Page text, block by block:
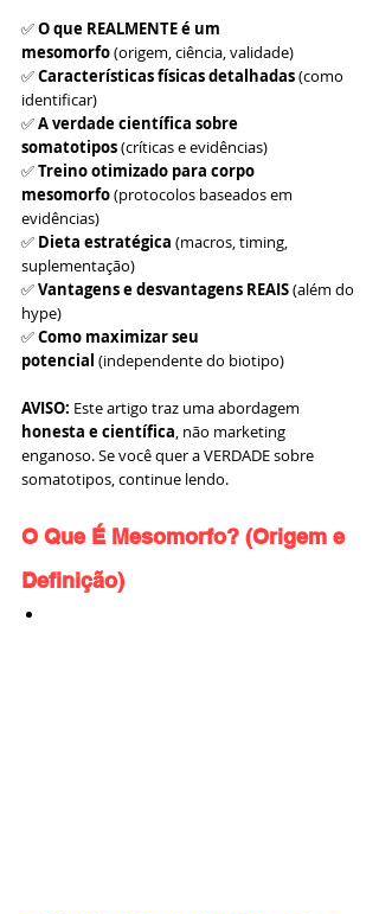
✅ O que REALMENTE é um
mesomorfo (origem, ciência, validade)
✅ Características físicas detalhadas (como
identificar)
✅ A verdade científica sobre
somatotipos (críticas e evidências)
✅ Treino otimizado para corpo
mesomorfo (protocolos baseados em
evidências)
✅ Dieta estratégica (macros, timing,
suplementação)
✅ Vantagens e desvantagens REAIS (além do
hype)
✅ Como maximizar seu
potencial (independente do biotipo)
AVISO: Este artigo traz uma abordagem
honesta e científica, não marketing
enganoso. Se você quer a VERDADE sobre
somatotipos, continue lendo.
O Que É Mesomorfo? (Origem e
Definição)